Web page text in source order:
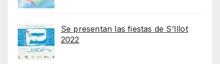
Se presentan las fiestas de S’Illot
2022